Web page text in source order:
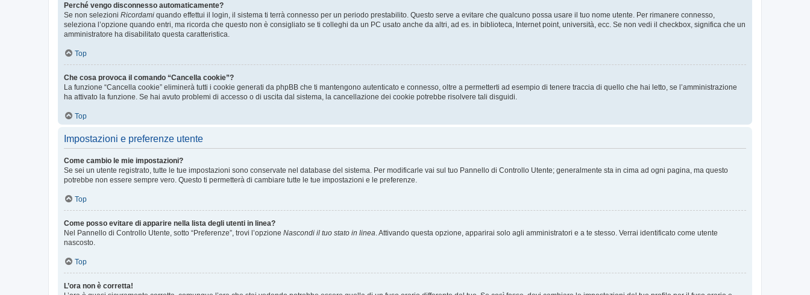
Perché vengo disconnesso automaticamente?
Se non selezioni Ricordami quando effettui il login, il sistema ti terrà connesso per un periodo prestabilito. Questo serve a evitare che qualcuno possa usare il tuo nome utente. Per rimanere connesso,
seleziona l’opzione quando entri, ma ricorda che questo non è consigliato se ti colleghi da un PC usato anche da altri, ad es. in biblioteca, Internet point, università, ecc. Se non vedi il checkbox, significa che un
amministratore ha disabilitato questa caratteristica.
Top
Che cosa provoca il comando “Cancella cookie”?
La funzione “Cancella cookie” eliminerà tutti i cookie generati da phpBB che ti mantengono autenticato e connesso, oltre a permetterti ad esempio di tenere traccia di quello che hai letto, se l’amministrazione
ha attivato la funzione. Se hai avuto problemi di accesso o di uscita dal sistema, la cancellazione dei cookie potrebbe risolvere tali disguidi.
Top
Impostazioni e preferenze utente
Come cambio le mie impostazioni?
Se sei un utente registrato, tutte le tue impostazioni sono conservate nel database del sistema. Per modificarle vai sul tuo Pannello di Controllo Utente; generalmente sta in cima ad ogni pagina, ma questo
potrebbe non essere sempre vero. Questo ti permetterà di cambiare tutte le tue impostazioni e le preferenze.
Top
Come posso evitare di apparire nella lista degli utenti in linea?
Nel Pannello di Controllo Utente, sotto “Preferenze”, trovi l’opzione Nascondi il tuo stato in linea . Attivando questa opzione, apparirai solo agli amministratori e a te stesso. Verrai identificato come utente
nascosto.
Top
L’ora non è corretta!